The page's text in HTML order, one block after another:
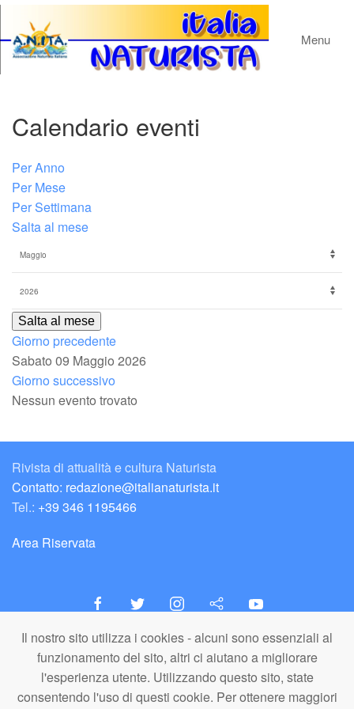
Il nostro sito utilizza i cookies - alcuni sono essenziali al
funzionamento del sito, altri ci aiutano a migliorare
l'esperienza utente. Utilizzando questo sito, state
consentendo l'uso di questi cookie. Per ottenere maggiori
Menu
Calendario eventi
Per Anno
Per Mese
Per Settimana
Salta al mese
Salta al mese
Giorno precedente
Sabato 09 Maggio 2026
Giorno successivo
Nessun evento trovato
Rivista di attualità e cultura Naturista
Contatto: redazione@italianaturista.it
Tel.: +39 346 1195466
Area Riservata
italiaNATURISTA
Editore e Redazione
A.N.ITA. Associazione Naturista Italiana (APS)
C.F. 80203710159